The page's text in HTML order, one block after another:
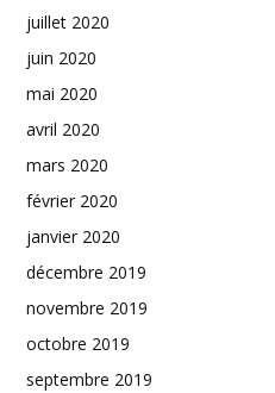
juillet 2020
juin 2020
mai 2020
avril 2020
mars 2020
février 2020
janvier 2020
décembre 2019
novembre 2019
octobre 2019
septembre 2019